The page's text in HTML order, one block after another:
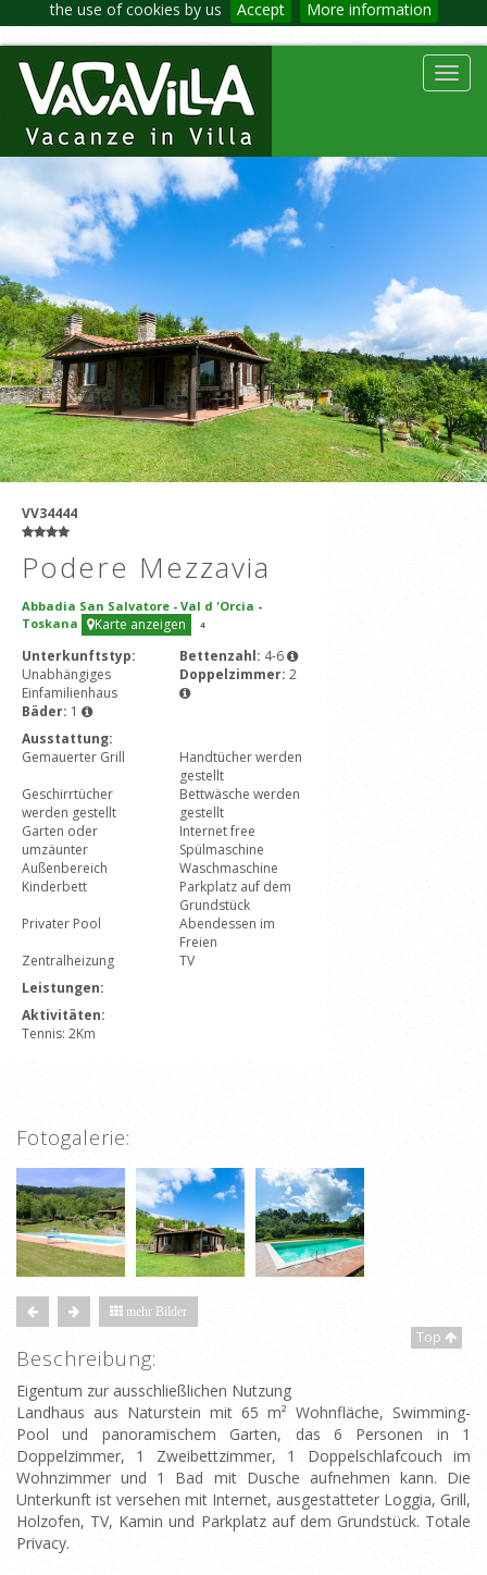
the use of cookies by us Accept More information
VV34444
Podere Mezzavia
Abbadia San Salvatore - Val d 'Orcia -
Toskana
Karte anzeigen 4
Unterkunftstyp:
Unabhängiges
Einfamilienhaus
Bettenzahl: 4-6
Doppelzimmer: 2
Bäder: 1
Ausstattung:
Gemauerter Grill
Handtücher werden
gestellt
Geschirrtücher
werden gestellt
Bettwäsche werden
gestellt
Garten oder
umzäunter
Außenbereich
Internet free
Spülmaschine
Waschmaschine
Kinderbett
Parkplatz auf dem
Grundstück
Privater Pool
Abendessen im
Freien
Zentralheizung
TV
Leistungen:
Aktivitäten:
Tennis: 2Km
Fotogalerie:
mehr Bilder
Top
Beschreibung:
Eigentum zur ausschließlichen Nutzung
Landhaus aus Naturstein mit 65 m² Wohnfläche, Swimming-
Pool und panoramischem Garten, das 6 Personen in 1
Doppelzimmer, 1 Zweibettzimmer, 1 Doppelschlafcouch im
Wohnzimmer und 1 Bad mit Dusche aufnehmen kann. Die
Unterkunft ist versehen mit Internet, ausgestatteter Loggia, Grill,
Holzofen, TV, Kamin und Parkplatz auf dem Grundstück. Totale
Privacy.